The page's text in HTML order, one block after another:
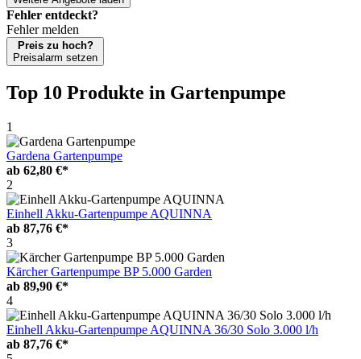
Fehler entdeckt?
Fehler melden
Preis zu hoch?
Preisalarm setzen
Top 10 Produkte in Gartenpumpe
1
Gardena Gartenpumpe
ab 62,80 €*
2
Einhell Akku-Gartenpumpe AQUINNA
ab 87,76 €*
3
Kärcher Gartenpumpe BP 5.000 Garden
ab 89,90 €*
4
Einhell Akku-Gartenpumpe AQUINNA 36/30 Solo 3.000 l/h
ab 87,76 €*